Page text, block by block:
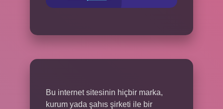
Bu internet sitesinin hiçbir marka,
kurum yada şahıs şirketi ile bir